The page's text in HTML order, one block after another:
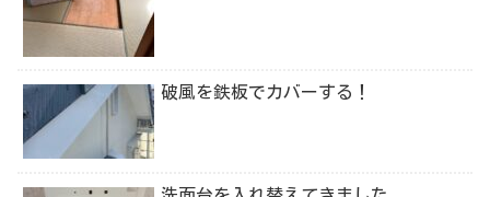
破風を鉄板でカバーする！